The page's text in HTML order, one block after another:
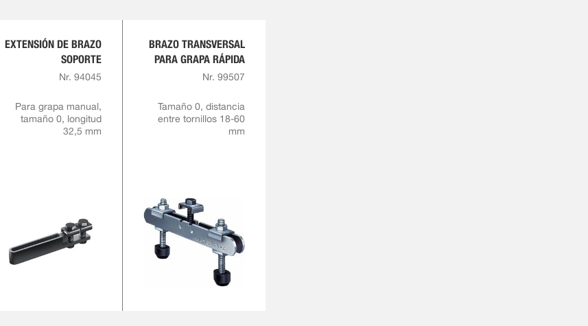
EXTENSIÓN DE BRAZO
SOPORTE
Nr. 94045
Para grapa manual,
tamaño 0, longitud
32,5 mm
BRAZO TRANSVERSAL
PARA GRAPA RÁPIDA
Nr. 99507
Tamaño 0, distancia
entre tornillos 18-60
mm